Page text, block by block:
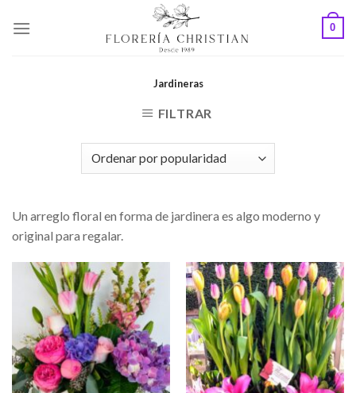
0
Jardineras
FILTRAR
Un arreglo floral en forma de jardinera es algo moderno y
original para regalar.